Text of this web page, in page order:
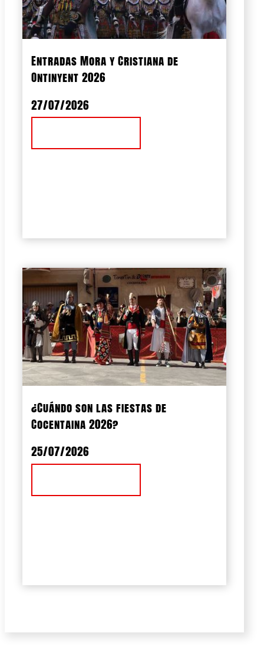
Entradas Mora y Cristiana de
Ontinyent 2026
27/07/2026
¿Cuándo son las fiestas de
Cocentaina 2026?
25/07/2026